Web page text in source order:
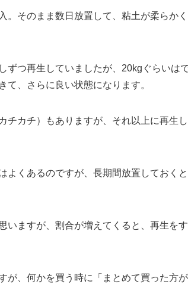
。そのまま数日放置して、粘土が柔らか
ずつ再生していましたが、20kgぐらいは
て、さらに良い状態になります。
チカチ）もありますが、それ以上に再生
よくあるのですが、長期間放置しておく
いますが、割合が増えてくると、再生を
が、何かを買う時に「まとめて買った方